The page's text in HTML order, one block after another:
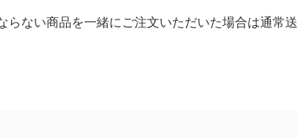
ない商品を一緒にご注文いただいた場合は通常送